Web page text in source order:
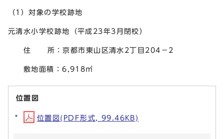
（1）対象の学校跡地
元清水小学校跡地（平成23年3月閉校）
住 所：京都市東山区清水2丁目204－2
敷地面積：6,918㎡
位置図
位置図(PDF形式, 99.46KB)